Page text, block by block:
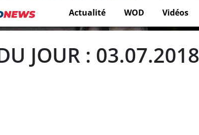
Actualité WOD Vidéos
JOUR : 03.07.2018